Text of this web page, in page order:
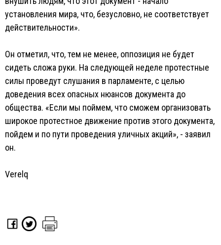
установления мира, что, безусловно, не соответствует
действительности».
Он отметил, что, тем не менее, оппозиция не будет
сидеть сложа руки. На следующей неделе протестные
силы проведут слушания в парламенте, с целью
доведения всех опасных нюансов документа до
общества. «Если мы поймем, что сможем организовать
широкое протестное движение против этого документа,
пойдем и по пути проведения уличных акций», - заявил
он.
Verelq